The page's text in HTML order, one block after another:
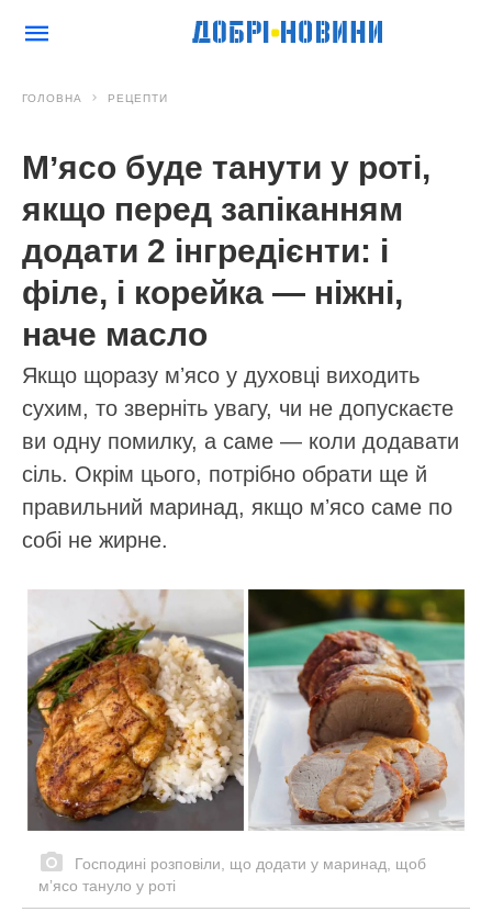
ГОЛОВНА РЕЦЕПТИ
Мʼясо буде танути у роті,
якщо перед запіканням
додати 2 інгредієнти: і
філе, і корейка — ніжні,
наче масло
Якщо щоразу мʼясо у духовці виходить
сухим, то зверніть увагу, чи не допускаєте
ви одну помилку, а саме — коли додавати
сіль. Окрім цього, потрібно обрати ще й
правильний маринад, якщо мʼясо саме по
собі не жирне.
Господині розповіли, що додати у маринад, щоб
мʼясо тануло у роті